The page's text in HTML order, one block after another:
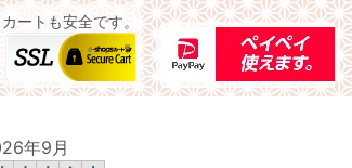
カートも安全です。
年9月